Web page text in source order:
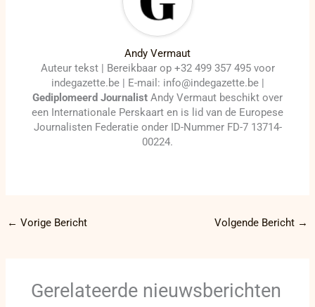
Andy Vermaut
Auteur tekst | Bereikbaar op +32 499 357 495 voor
indegazette.be | E-mail: info@indegazette.be |
Gediplomeerd Journalist Andy Vermaut beschikt over
een Internationale Perskaart en is lid van de Europese
Journalisten Federatie onder ID-Nummer FD-7 13714-
00224.
← Vorige Bericht Volgende Bericht →
Gerelateerde nieuwsberichten